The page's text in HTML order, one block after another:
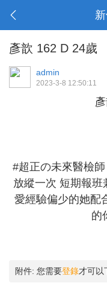
彥歆 162 D 24歲
admin
2023-3-8 12:50:11
#超正の未來醫檢
放縱一次 短期報班
愛經驗偏少的她配
的
附件: 您需要登錄才可以